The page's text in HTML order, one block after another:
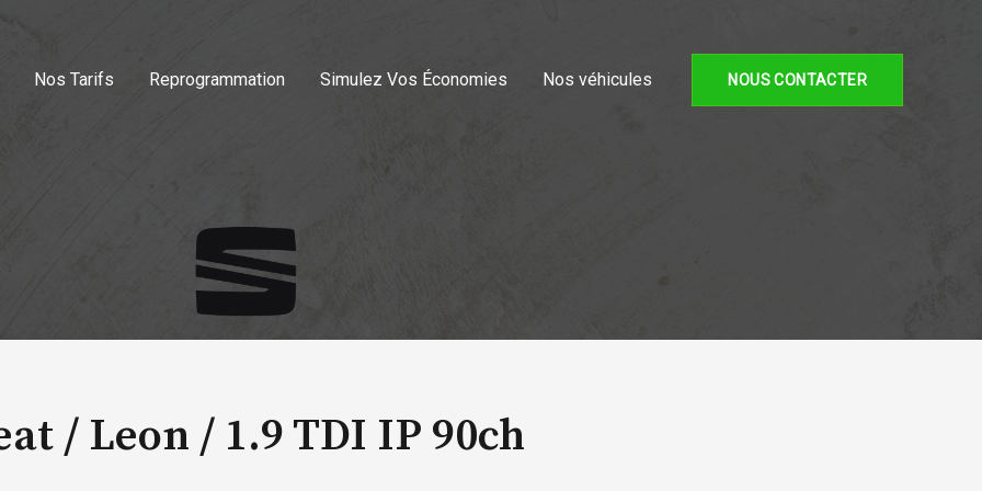
Nos Tarifs Reprogrammation Simulez Vos Économies Nos véhicules NOUS CONTACTER
/ Leon / 1.9 TDI IP 90ch